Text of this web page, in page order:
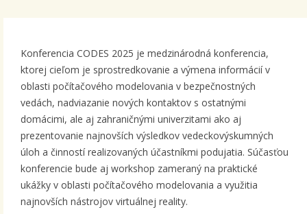
Konferencia CODES 2025 je medzinárodná konferencia,
ktorej cieľom je sprostredkovanie a výmena informácií v
oblasti počítačového modelovania v bezpečnostných
vedách, nadviazanie nových kontaktov s ostatnými
domácimi, ale aj zahraničnými univerzitami ako aj
prezentovanie najnovších výsledkov vedeckovýskumných
úloh a činností realizovaných účastníkmi podujatia. Súčasťou
konferencie bude aj workshop zameraný na praktické
ukážky v oblasti počítačového modelovania a využitia
najnovších nástrojov virtuálnej reality.